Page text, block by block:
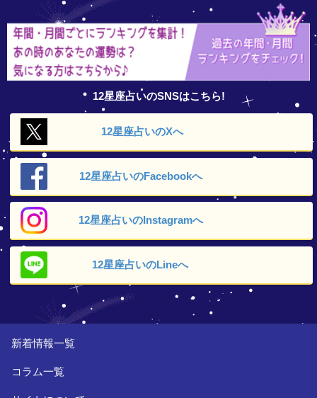
12星座占いのSNSはこちら!
12星座占いのXへ
12星座占いのFacebookへ
12星座占いのInstagramへ
12星座占いのLineへ
新着情報一覧
コラム一覧